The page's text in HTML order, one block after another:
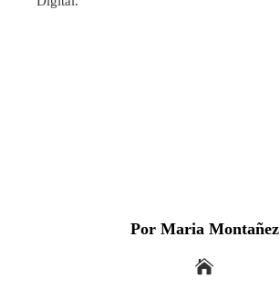
Por Maria Montañez